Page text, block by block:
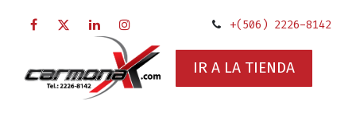
+(506) 2226-8142
IR A LA TIENDA